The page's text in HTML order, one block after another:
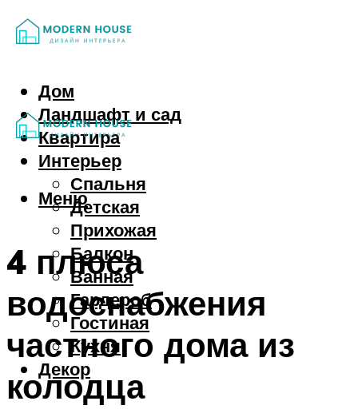
Дом
Ландшафт и сад
Квартира
Интерьер
Спальня
Детская
Прихожая
Балкон
Ванная
Гардероб
Гостиная
Кухня
Декор
Меню
4 плюса
водоснабжения
частного дома из
колодца